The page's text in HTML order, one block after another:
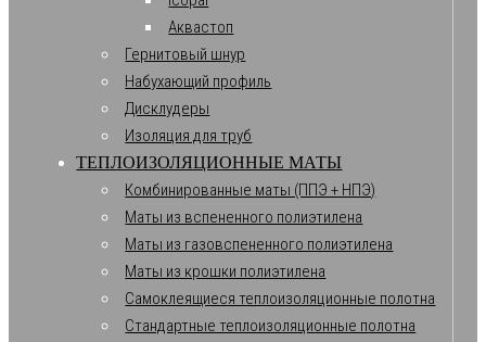
Аквастоп
Гернитовый шнур
Набухающий профиль
Дисклудеры
Изоляция для труб
ТЕПЛОИЗОЛЯЦИОННЫЕ МАТЫ
Комбинированные маты (ППЭ + НПЭ)
Маты из вспененного полиэтилена
Маты из газовспененного полиэтилена
Маты из крошки полиэтилена
Самоклеящиеся теплоизоляционные полотна
Стандартные теплоизоляционные полотна